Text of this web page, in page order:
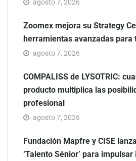
agosto 7, 2026
Zoomex mejora su Strategy
herramientas avanzadas para
agosto 7, 2026
COMPALISS de LYSOTRIC:
producto multiplica las
profesional
agosto 7, 2026
Fundación Mapfre y CISE
‘Talento Sénior’ para